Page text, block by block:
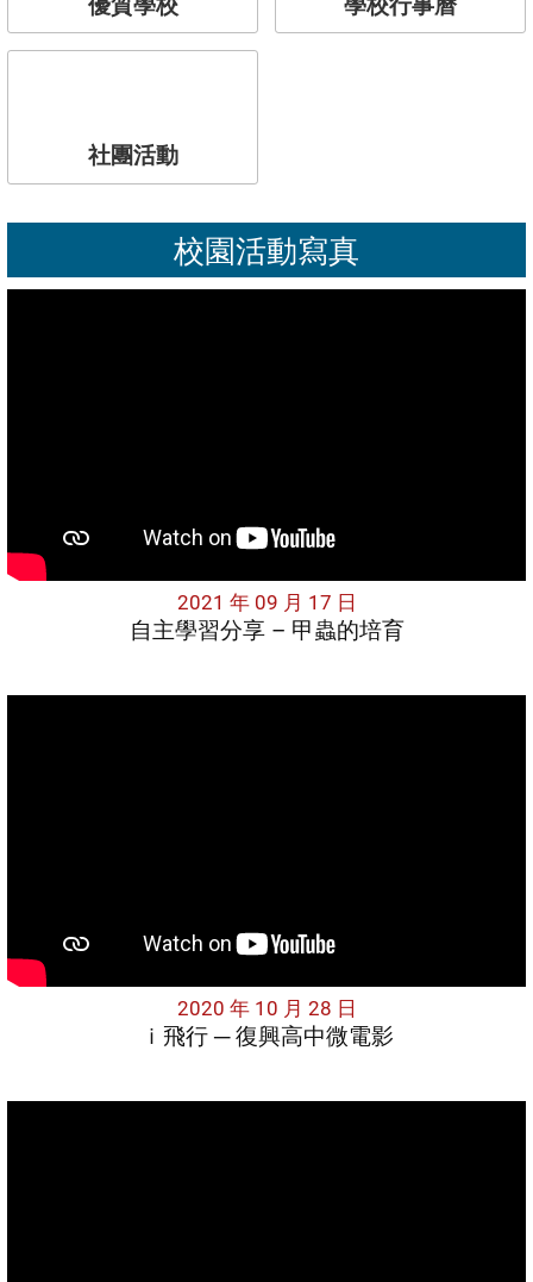
社團活動
校園活動寫真
2021 年 09 月 17 日
自主學習分享 – 甲蟲的培育
2020 年 10 月 28 日
ｉ飛行 ─ 復興高中微電影